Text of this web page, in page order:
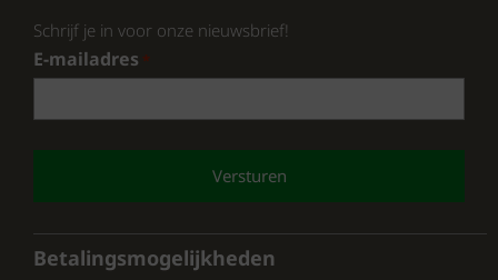
Schrijf je in voor onze nieuwsbrief!
E-mailadres *
CAPTCHA
Betalingsmogelijkheden